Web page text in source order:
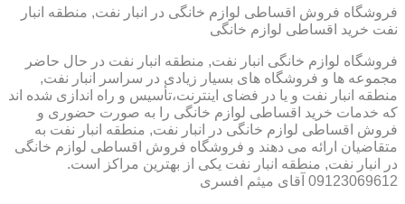
فروشگاه فروش اقساطی لوازم خانگی در انبار نفت, منطقه انبار
نفت خرید اقساطی لوازم خانگی
فروشگاه لوازم خانگی انبار نفت, منطقه انبار نفت در حال حاضر
مجموعه ها و فروشگاه های بسیار زیادی در سراسر انبار نفت,
منطقه انبار نفت و یا در فضای اینترنت،تأسیس و راه اندازی شده اند
که خدمات خرید اقساطی لوازم خانگی را به صورت حضوری و
فروش اقساطی لوازم خانگی در انبار نفت, منطقه انبار نفت به
متقاضیان ارائه می دهند و فروشگاه فروش اقساطی لوازم خانگی
در انبار نفت, منطقه انبار نفت یکی از بهترین مراکز است.
09123069612 آقای میثم افسری